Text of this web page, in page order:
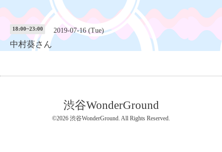
18:00~23:00 2019-07-16 (Tue)
中村葵さん
渋谷WonderGround
©2026 渋谷WonderGround. All Rights Reserved.